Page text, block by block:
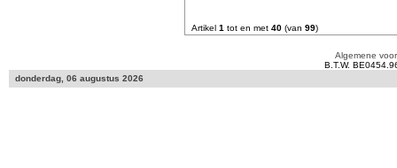
Artikel 1 tot en met 40 (van 99)
Algemene
B.T.W.
donderdag, 06 augustus 2026